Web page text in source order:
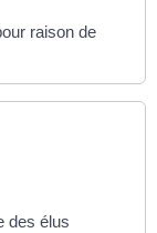
raison de
des élus